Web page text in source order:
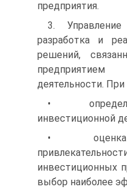
предприятия.
3.
разработка и
решений,
деятельности.
•
инвестиционной
• оценка
инвестиционных
выбор наиболее